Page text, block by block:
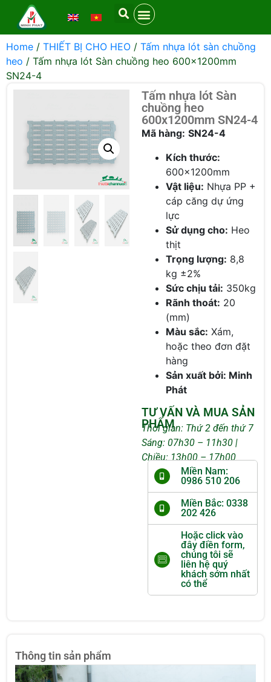
Home / THIẾT BỊ CHO HEO / Tấm nhựa lót sàn chuồng
heo / Tấm nhựa lót Sàn chuồng heo 600x1200mm
SN24-4
Tấm nhựa lót Sàn
chuồng heo
600x1200mm SN24-4
Mã hàng: SN24-4
Kích thước:
600x1200mm
Vật liệu: Nhựa PP +
cáp căng dự ứng
lực
Sử dụng cho: Heo
thịt
Trọng lượng: 8,8
kg ±2%
Sức chịu tải: 350kg
Rãnh thoát: 20
(mm)
Màu sắc: Xám,
hoặc theo đơn đặt
hàng
Sản xuất bởi: Minh
Phát
TƯ VẤN VÀ MUA SẢN
PHẨM
Thời gian: Thứ 2 đến thứ 7
Sáng: 07h30 – 11h30 |
Chiều: 13h00 – 17h00
Miền Nam:
0986 510 206
Miền Bắc: 0338
202 426
Hoặc click vào
đây điền form,
chúng tôi sẽ
liên hệ quý
khách sớm nhất
có thể
Thông tin sản phẩm